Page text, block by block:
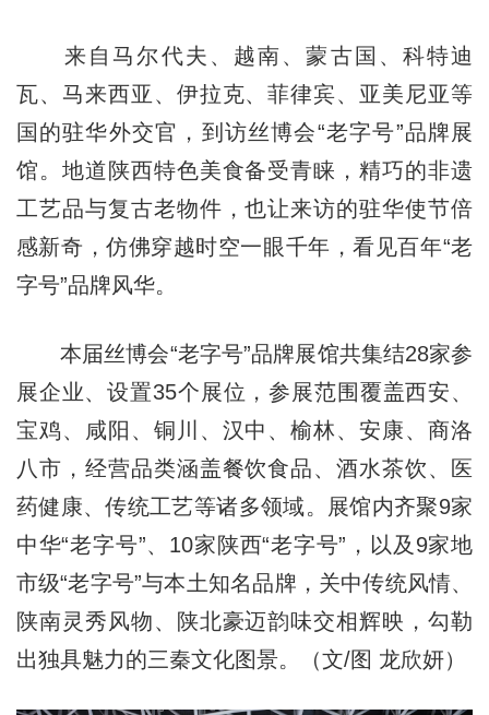
来自马尔代夫、越南、蒙古国、科特迪
瓦、马来西亚、伊拉克、菲律宾、亚美尼亚等
国的驻华外交官，到访丝博会“老字号”品牌展
馆。地道陕西特色美食备受青睐，精巧的非遗
工艺品与复古老物件，也让来访的驻华使节倍
感新奇，仿佛穿越时空一眼千年，看见百年“老
字号”品牌风华。
本届丝博会“老字号”品牌展馆共集结28家参
展企业、设置35个展位，参展范围覆盖西安、
宝鸡、咸阳、铜川、汉中、榆林、安康、商洛
八市，经营品类涵盖餐饮食品、酒水茶饮、医
药健康、传统工艺等诸多领域。展馆内齐聚9家
中华“老字号”、10家陕西“老字号”，以及9家地
市级“老字号”与本土知名品牌，关中传统风情、
陕南灵秀风物、陕北豪迈韵味交相辉映，勾勒
出独具魅力的三秦文化图景。（文/图 龙欣妍）